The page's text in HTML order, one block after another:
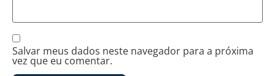
Salvar meus dados neste navegador para a próxima
vez que eu comentar.